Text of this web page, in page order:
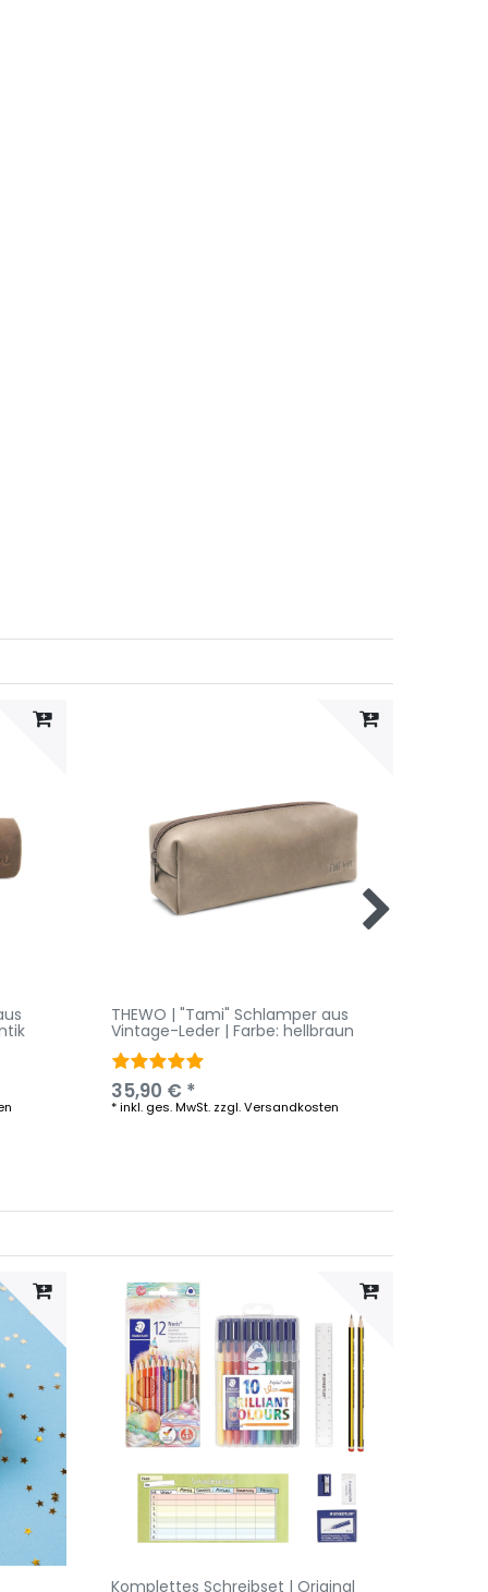
THEWO | "Tami" Schlamper aus
Vintage-Leder | Farbe: hellbraun
35,90 € *
*inkl. ges. MwSt. zzgl.Versandkosten
Komplettes Schreibset | Original